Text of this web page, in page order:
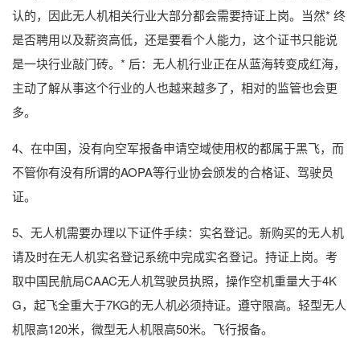
认的，因此无人机相关行业大部分都会需要持证上岗。当然* 终
是否聘用以及薪资高低，还是要看个人能力，这个证书只能说
是一块行业敲门砖。* 后：无人机行业正在从蓝海转变成红海，
主动了解从事这个行业的人也越来越多了，相对的监管也会更
多。
4、在中国，没有向空军报备申请空域使用权的都属于黑飞，而
不管你有没有所谓的AOPA等行业协会颁发的合格证、驾驶员
证。
5、无人机需要办理以下证件手续：实名登记。新购买的无人机
请及时在无人机实名登记系统中完成实名登记。持证上岗。考
取中国民航局CAAC无人机驾驶员执照，操作空机重量大于4K
G，起飞全重大于7KG的无人机必须持证。遵守限高。轻型无人
机限高120米，微型无人机限高50米。飞行报备。